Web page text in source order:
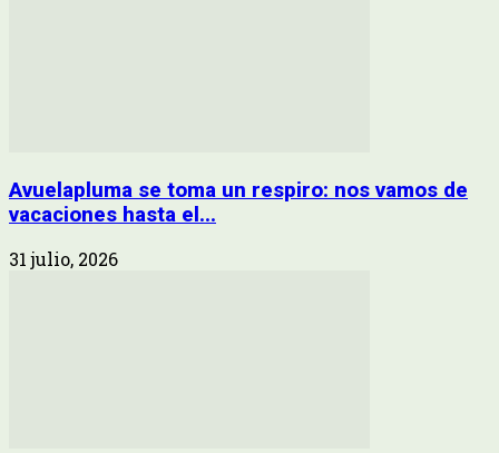
Avuelapluma se toma un respiro: nos vamos de
vacaciones hasta el...
31 julio, 2026